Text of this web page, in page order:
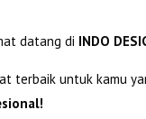
datang di INDO
terbaik untuk kamu